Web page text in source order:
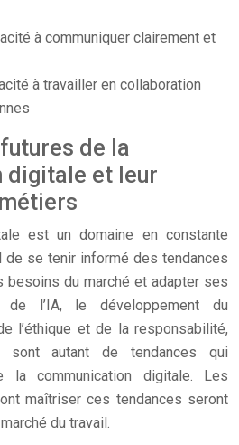
à communiquer clairement et
à travailler en collaboration
de la
digitale et leur
est un domaine en constante
de se tenir informé des tendances
besoins du marché et adapter ses
de l’IA, le développement du
l’éthique et de la responsabilité,
sont autant de tendances qui
la communication digitale. Les
maîtriser ces tendances seront
du travail.